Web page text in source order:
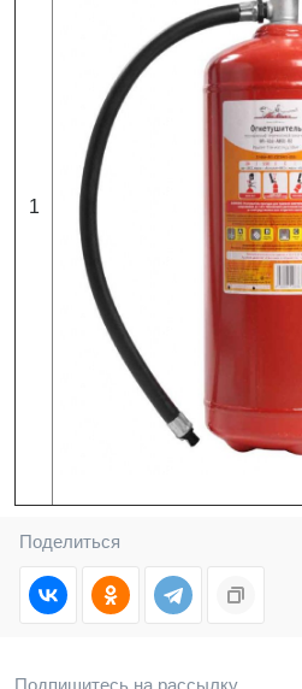
1
Поделиться
Подпишитесь на рассылку